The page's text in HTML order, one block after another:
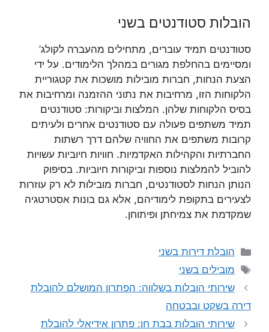
הובלות סטודנטים בשני
סטודנטים תמיד עוברים, מתחילים מהעברה לקולג’
ומסיימים בהחלפת מגורים במהלך הלימודים. על ידי
הצעת הנחות, חברות מובילות מושכות את קטגוריית
הלקוחות הזו, מרחיבות את נתוני ההזמנה ומרחיבות את
בסיס הלקוחות שלהן. המלצות וביקורות: סטודנטים
תמיד משתפים פעולה עם סטודנטים אחרים ולעיתים
קרובות משתפים את החוויה שלהם דרך רשתות
החברתיות והקהילות האקדמיות. חוויות חיוביות עשויות
להוביל להמלצות נוספות וביקורות חיוביות. בסיפוק
הנותן הנחות לסטודנטים, חברות מובילות לא רק עוזרות
לצעירים בתקופת לימודיהם, אלא גם בונות אסטרטגיה
שמקדמת את צמיחתן ופיתוחן.
קטגוריות
הובלת דירות בשני
תגיות
מובילים בשני
שירותי הובלות בשלווה: הפתרון המושלם להובלת
דירה בשקט ובבטחה
שירותי הובלות בבת חן: פתרון אידיאלי להובלת